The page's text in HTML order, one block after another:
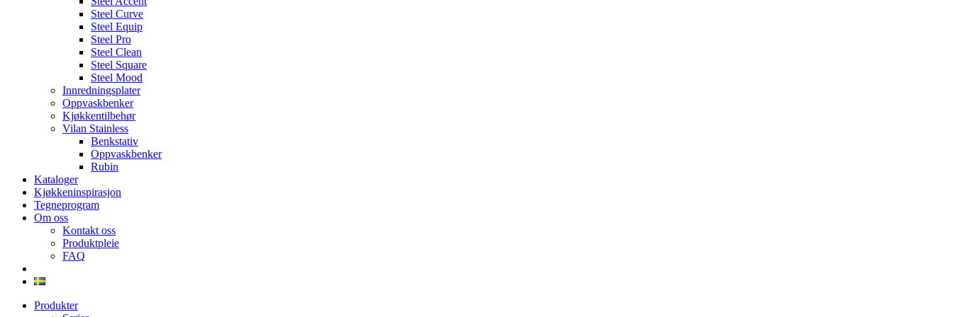
Steel Curve
Steel Equip
Steel Pro
Steel Clean
Steel Square
Steel Mood
Innredningsplater
Oppvaskbenker
Kjøkkentilbehør
Vilan Stainless
Benkstativ
Oppvaskbenker
Rubin
Kataloger
Kjøkkeninspirasjon
Tegneprogram
Om oss
Kontakt oss
Produktpleie
FAQ
Produkter